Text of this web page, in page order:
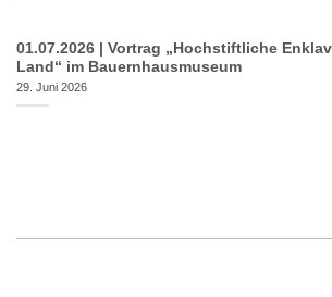
01.07.2026 | Vortrag „Hochstiftliche
Land“ im Bauernhausmuseum
29. Juni 2026